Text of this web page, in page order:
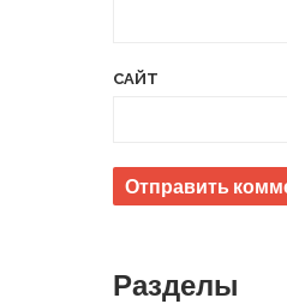
САЙТ
Разделы